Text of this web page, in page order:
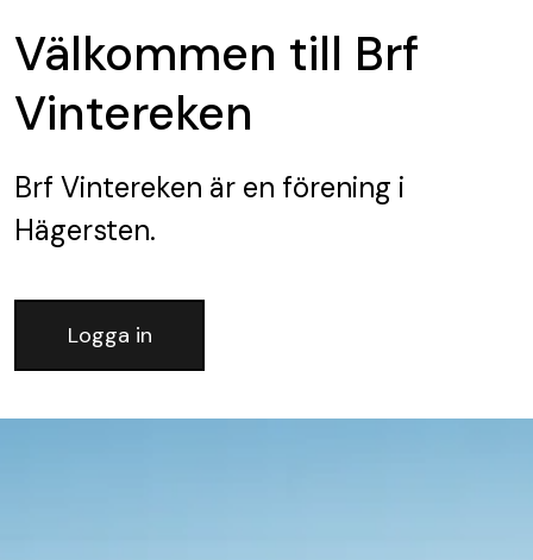
Välkommen till Brf
Vintereken
Brf Vintereken är en förening i
Hägersten.
Logga in